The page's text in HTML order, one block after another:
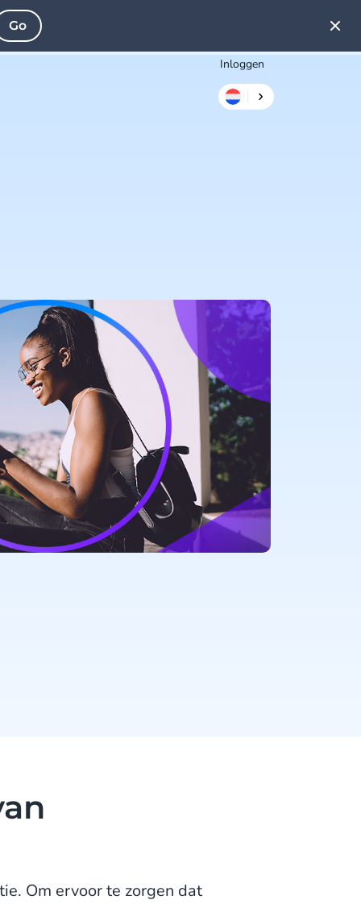
Inloggen
Om ervoor te zorgen dat
Go